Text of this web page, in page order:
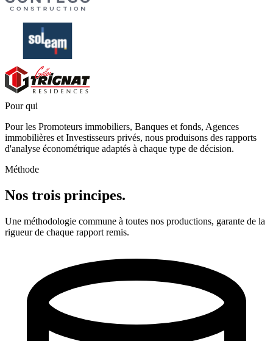
Pour qui
Pour les Promoteurs immobiliers, Banques et fonds, Agences
immobilières et Investisseurs privés, nous produisons des rapports
d'analyse économétrique adaptés à chaque type de décision.
Méthode
Nos trois principes.
Une méthodologie commune à toutes nos productions, garante de la
rigueur de chaque rapport remis.